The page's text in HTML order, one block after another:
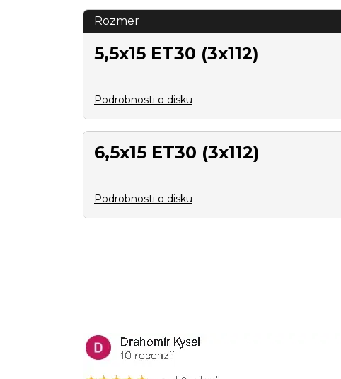
Rozmer
5,5x15 ET30 (3x112)
Podrobnosti o disku
6,5x15 ET30 (3x112)
Podrobnosti o disku